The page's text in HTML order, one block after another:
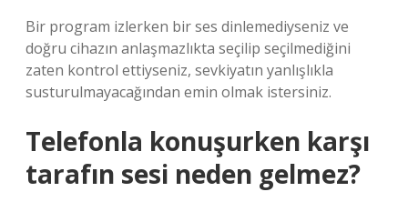
Bir program izlerken bir ses dinlemediyseniz ve
doğru cihazın anlaşmazlıkta seçilip seçilmediğini
zaten kontrol ettiyseniz, sevkiyatın yanlışlıkla
susturulmayacağından emin olmak istersiniz.
Telefonla konuşurken karşı
tarafın sesi neden gelmez?